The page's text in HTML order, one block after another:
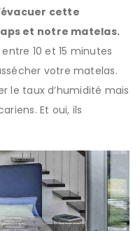
cette
et notre matelas.
10 et 15 minutes
votre matelas.
le taux d’humidité mais
Et oui, ils